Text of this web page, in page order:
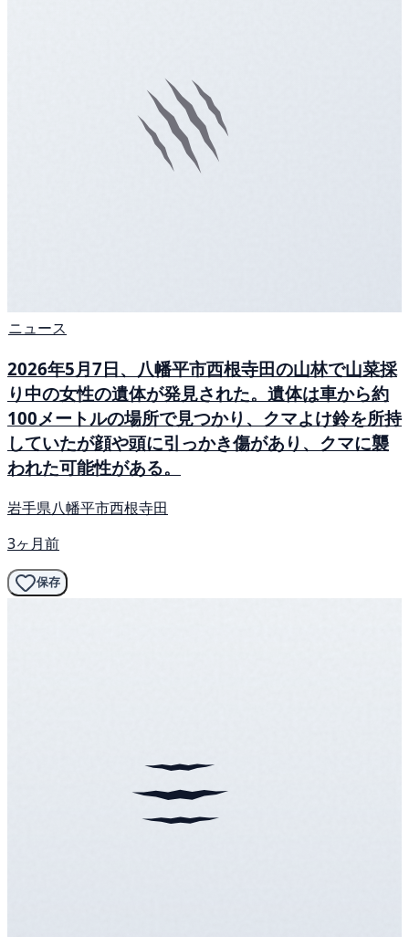
ニュース
2026年5月7日、八幡平市西根寺田の山林で山菜採
り中の女性の遺体が発見された。遺体は車から約
100メートルの場所で見つかり、クマよけ鈴を所持
していたが顔や頭に引っかき傷があり、クマに襲
われた可能性がある。
岩手県八幡平市西根寺田
3ヶ月前
保存